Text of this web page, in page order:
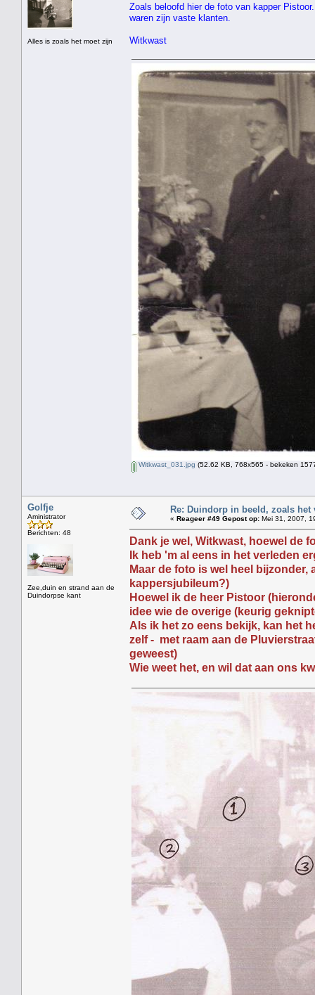
Alles is zoals het moet zijn
Zoals beloofd hier de foto van kapper
waren zijn vaste klanten.
Witkwast
Witkwast_031.jpg (52.62 KB, 768x565 - bekeken
Golfje
Aministrator
Berichten: 48
Zee,duin en strand aan de
Duindorpse kant
Re: Duindorp in beeld, zoals het
« Reageer #49 Gepost op: Mei 31, 2007,
Dank je wel, Witkwast, hoewel de
Ik heb 'm al eens in het verleden
Maar de foto is wel heel
kappersjubileum?)
Hoewel ik de heer Pistoor
idee wie de overige (keurig
Als ik het zo eens bekijk, kan het
zelf - met raam aan de
geweest)
Wie weet het, en wil dat aan ons